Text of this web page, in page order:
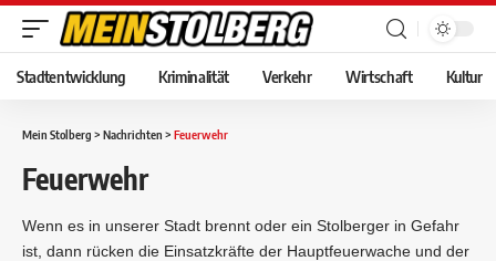
Stadtentwicklung Kriminalität Verkehr Wirtschaft Kultur
Mein Stolberg > Nachrichten > Feuerwehr
Feuerwehr
Wenn es in unserer Stadt brennt oder ein Stolberger in Gefahr
ist, dann rücken die Einsatzkräfte der Hauptfeuerwache und der